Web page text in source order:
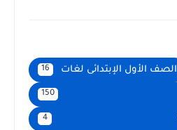
الصف الأول الإبتدائى لغات 16
150
4